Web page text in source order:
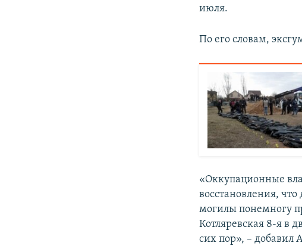
июля.
По его словам,
«Оккупационные
восстановления,
могилы понемногу
Котляревская 8-я в
сих пор», –